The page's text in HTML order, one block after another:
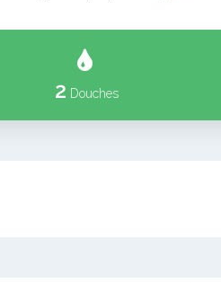
2 Douches